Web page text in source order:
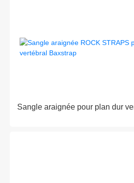
Sangle araignée pour plan dur